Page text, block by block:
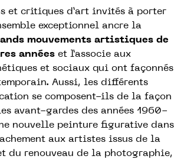
et critiques d’art invités à porter
exceptionnel ancre la
mouvements artistiques de
années et l’associe aux
et sociaux qui ont façonnés
Aussi, les différents
se composent-ils de la façon
avant-gardes des années 1960-
nouvelle peinture figurative dans
aux artistes issus de la
du renouveau de la